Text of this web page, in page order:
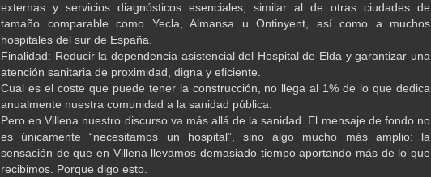
externas y servicios diagnósticos esenciales, similar al de otras ciudades de
tamaño comparable como Yecla, Almansa u Ontinyent, así como a muchos
hospitales del sur de España.
Finalidad: Reducir la dependencia asistencial del Hospital de Elda y garantizar una
atención sanitaria de proximidad, digna y eficiente.
Cual es el coste que puede tener la construcción, no llega al 1% de lo que dedica
anualmente nuestra comunidad a la sanidad pública.
Pero en Villena nuestro discurso va más allá de la sanidad. El mensaje de fondo no
es únicamente “necesitamos un hospital”, sino algo mucho más amplio: la
sensación de que en Villena llevamos demasiado tiempo aportando más de lo que
recibimos. Porque digo esto.